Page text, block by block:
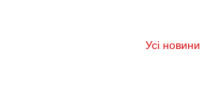
Усі новини